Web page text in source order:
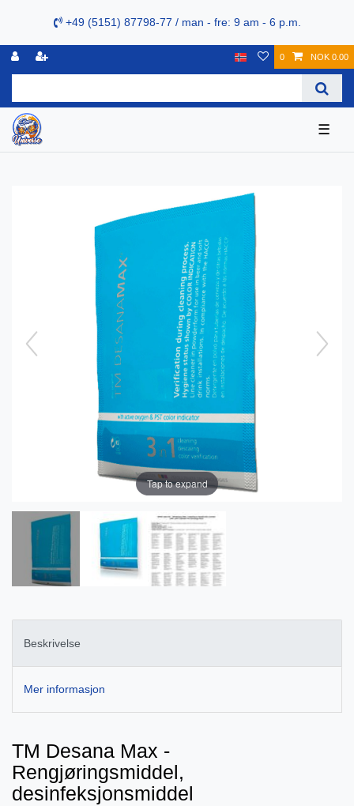
+49 (5151) 87798-77 / man - fre: 9 am - 6 p.m.
0 NOK 0.00
☰
Tap to expand
Beskrivelse
Mer informasjon
TM Desana Max -
Rengjøringsmiddel,
desinfeksjonsmiddel